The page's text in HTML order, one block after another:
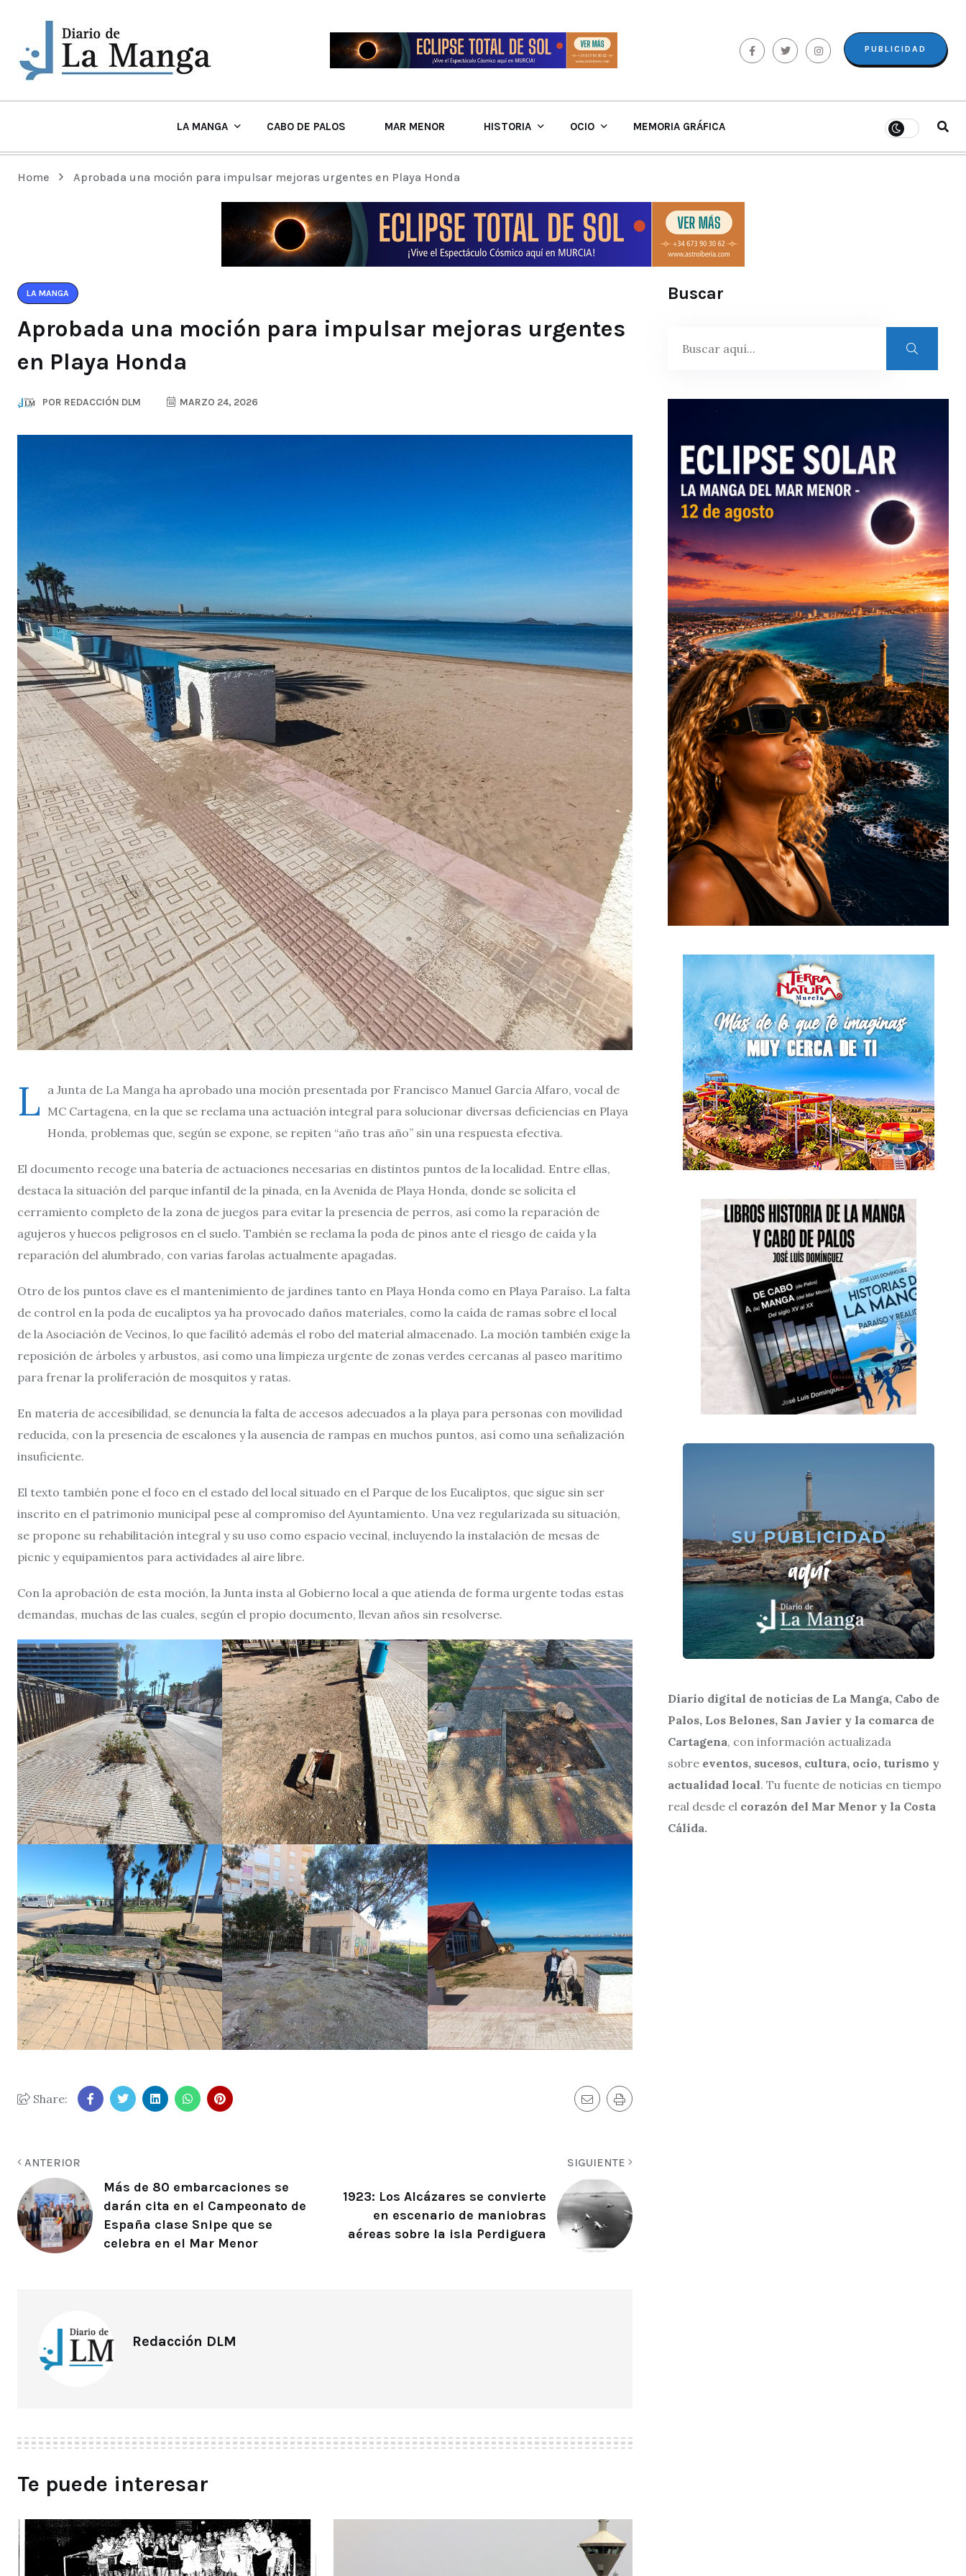
PUBLICIDAD
LA MANGA CABO DE PALOS MAR MENOR HISTORIA OCIO MEMORIA GRÁFICA
Home Aprobada una moción para impulsar mejoras urgentes en Playa Honda
LA MANGA
Aprobada una moción para impulsar mejoras urgentes
en Playa Honda
POR REDACCIÓN DLM MARZO 24, 2026
L a Junta de La Manga ha aprobado una moción presentada por Francisco Manuel García Alfaro, vocal de
MC Cartagena, en la que se reclama una actuación integral para solucionar diversas deficiencias en Playa
Honda, problemas que, según se expone, se repiten “año tras año” sin una respuesta efectiva.
El documento recoge una batería de actuaciones necesarias en distintos puntos de la localidad. Entre ellas,
destaca la situación del parque infantil de la pinada, en la Avenida de Playa Honda, donde se solicita el
cerramiento completo de la zona de juegos para evitar la presencia de perros, así como la reparación de
agujeros y huecos peligrosos en el suelo. También se reclama la poda de pinos ante el riesgo de caída y la
reparación del alumbrado, con varias farolas actualmente apagadas.
Otro de los puntos clave es el mantenimiento de jardines tanto en Playa Honda como en Playa Paraíso. La falta
de control en la poda de eucaliptos ya ha provocado daños materiales, como la caída de ramas sobre el local
de la Asociación de Vecinos, lo que facilitó además el robo del material almacenado. La moción también exige la
reposición de árboles y arbustos, así como una limpieza urgente de zonas verdes cercanas al paseo marítimo
para frenar la proliferación de mosquitos y ratas.
En materia de accesibilidad, se denuncia la falta de accesos adecuados a la playa para personas con movilidad
reducida, con la presencia de escalones y la ausencia de rampas en muchos puntos, así como una señalización
insuficiente.
El texto también pone el foco en el estado del local situado en el Parque de los Eucaliptos, que sigue sin ser
inscrito en el patrimonio municipal pese al compromiso del Ayuntamiento. Una vez regularizada su situación,
se propone su rehabilitación integral y su uso como espacio vecinal, incluyendo la instalación de mesas de
picnic y equipamientos para actividades al aire libre.
Con la aprobación de esta moción, la Junta insta al Gobierno local a que atienda de forma urgente todas estas
demandas, muchas de las cuales, según el propio documento, llevan años sin resolverse.
Share:
ANTERIOR
Más de 80 embarcaciones se
darán cita en el Campeonato de
España clase Snipe que se
celebra en el Mar Menor
SIGUIENTE
1923: Los Alcázares se convierte
en escenario de maniobras
aéreas sobre la isla Perdiguera
Redacción DLM
Te puede interesar
Buscar
Diario digital de noticias de La Manga, Cabo de
Palos, Los Belones, San Javier y la comarca de
Cartagena, con información actualizada
sobre eventos, sucesos, cultura, ocio, turismo y
actualidad local. Tu fuente de noticias en tiempo
real desde el corazón del Mar Menor y la Costa
Cálida.